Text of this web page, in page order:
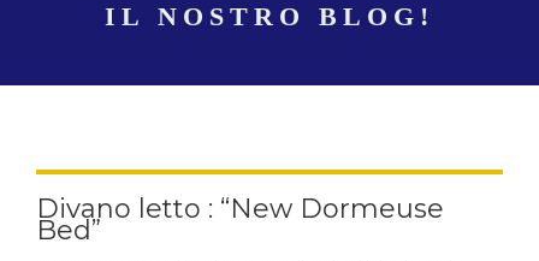
IL NOSTRO BLOG!
Divano letto : “New Dormeuse
Bed”